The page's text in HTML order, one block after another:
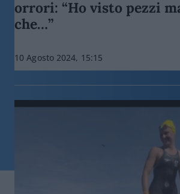
orrori: “Ho visto pezzi
che…”
10 Agosto 2024, 15:15